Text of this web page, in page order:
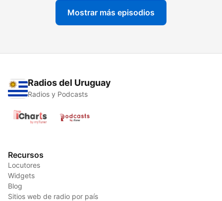
Mostrar más episodios
Radios del Uruguay
Radios y Podcasts
Recursos
Locutores
Widgets
Blog
Sitios web de radio por país